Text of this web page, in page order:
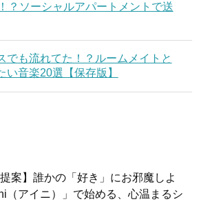
？ソーシャルアパートメントで送
でも流れてた！？ルームメイトと
い音楽20選【保存版】
提案】誰かの「好き」にお邪魔しよ
（アイニ）」で始める、心温まるシ